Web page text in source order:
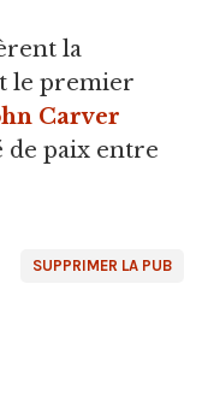
la
le premier
Carver
de paix entre
SUPPRIMER LA PUB